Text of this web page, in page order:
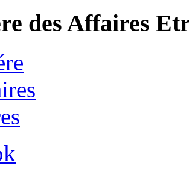
des Affaires